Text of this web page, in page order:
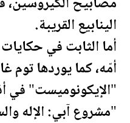
الينابيع القريبة.
أما الثابت في
أمّه، كما يوردها توم
"الإيكونوميست" في
"مشروع آبي: الإله